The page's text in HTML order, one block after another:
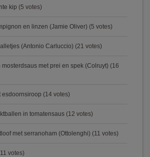
kip (5 votes)
en linzen (Jamie Oliver) (5 votes)
(Antonio Carluccio) (21 votes)
met prei en spek (Colruyt) (16
esdoornsiroop (14 votes)
in tomatensaus (12 votes)
met serranoham (Ottolenghi) (11 votes)
votes)